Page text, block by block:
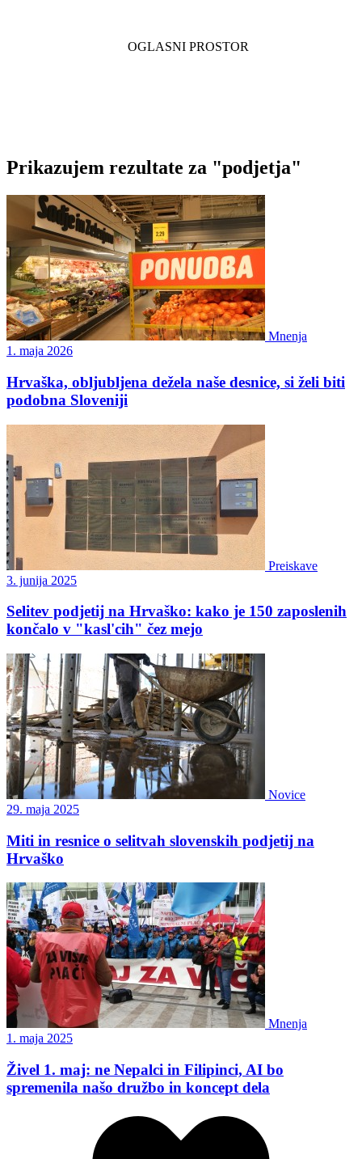
Prikazujem rezultate za "podjetja"
Mnenja
1. maja 2026
Hrvaška, obljubljena dežela naše desnice, si želi biti
podobna Sloveniji
Preiskave
3. junija 2025
Selitev podjetij na Hrvaško: kako je 150 zaposlenih
končalo v "kasl'cih" čez mejo
Novice
29. maja 2025
Miti in resnice o selitvah slovenskih podjetij na
Hrvaško
Mnenja
1. maja 2025
Živel 1. maj: ne Nepalci in Filipinci, AI bo
spremenila našo družbo in koncept dela